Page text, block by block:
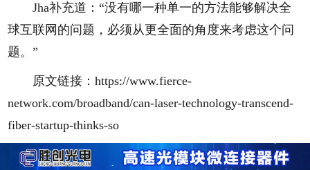
Jha补充道：“没有哪一种单一的方法能够解决全
球互联网的问题，必须从更全面的角度来考虑这个问
题。”
原文链接：https://www.fierce-
network.com/broadband/can-laser-technology-transcend-
fiber-startup-thinks-so